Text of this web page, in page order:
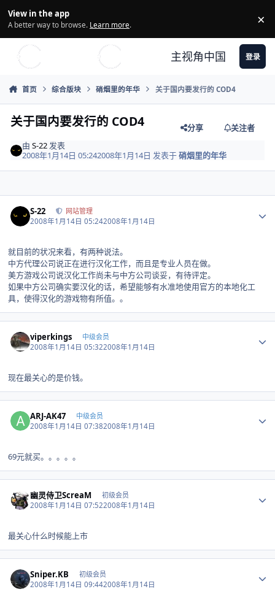
View in the app
A better way to browse. Learn more. ×
主视角中国 登录
首页 综合版块 硝烟里的年华 关于国内要发行的 COD4
关于国内要发行的 COD4 分享
关注者
由S-22 发表
2008年1月14日 05:242008年1月14日 发表于硝烟里的年华
S-22 网站管理
2008年1月14日 05:242008年1月14日
就目前的状况来看，有两种说法。
中方代理公司说正在进行汉化工作，而且是专业人员在做。
美方游戏公司说汉化工作尚未与中方公司谈妥，有待评定。
如果中方公司确实要汉化的话，希望能够有水准地使用官方的本地化工
具，使得汉化的游戏物有所值。。
viperkings 中级会员
2008年1月14日 05:322008年1月14日
现在最关心的是价钱。
ARJ-AK47 中级会员
2008年1月14日 07:382008年1月14日
69元就买。。。。。
幽灵侍卫ScreaM 初级会员
2008年1月14日 07:522008年1月14日
最关心什么时候能上市
Sniper.KB 初级会员
2008年1月14日 09:442008年1月14日